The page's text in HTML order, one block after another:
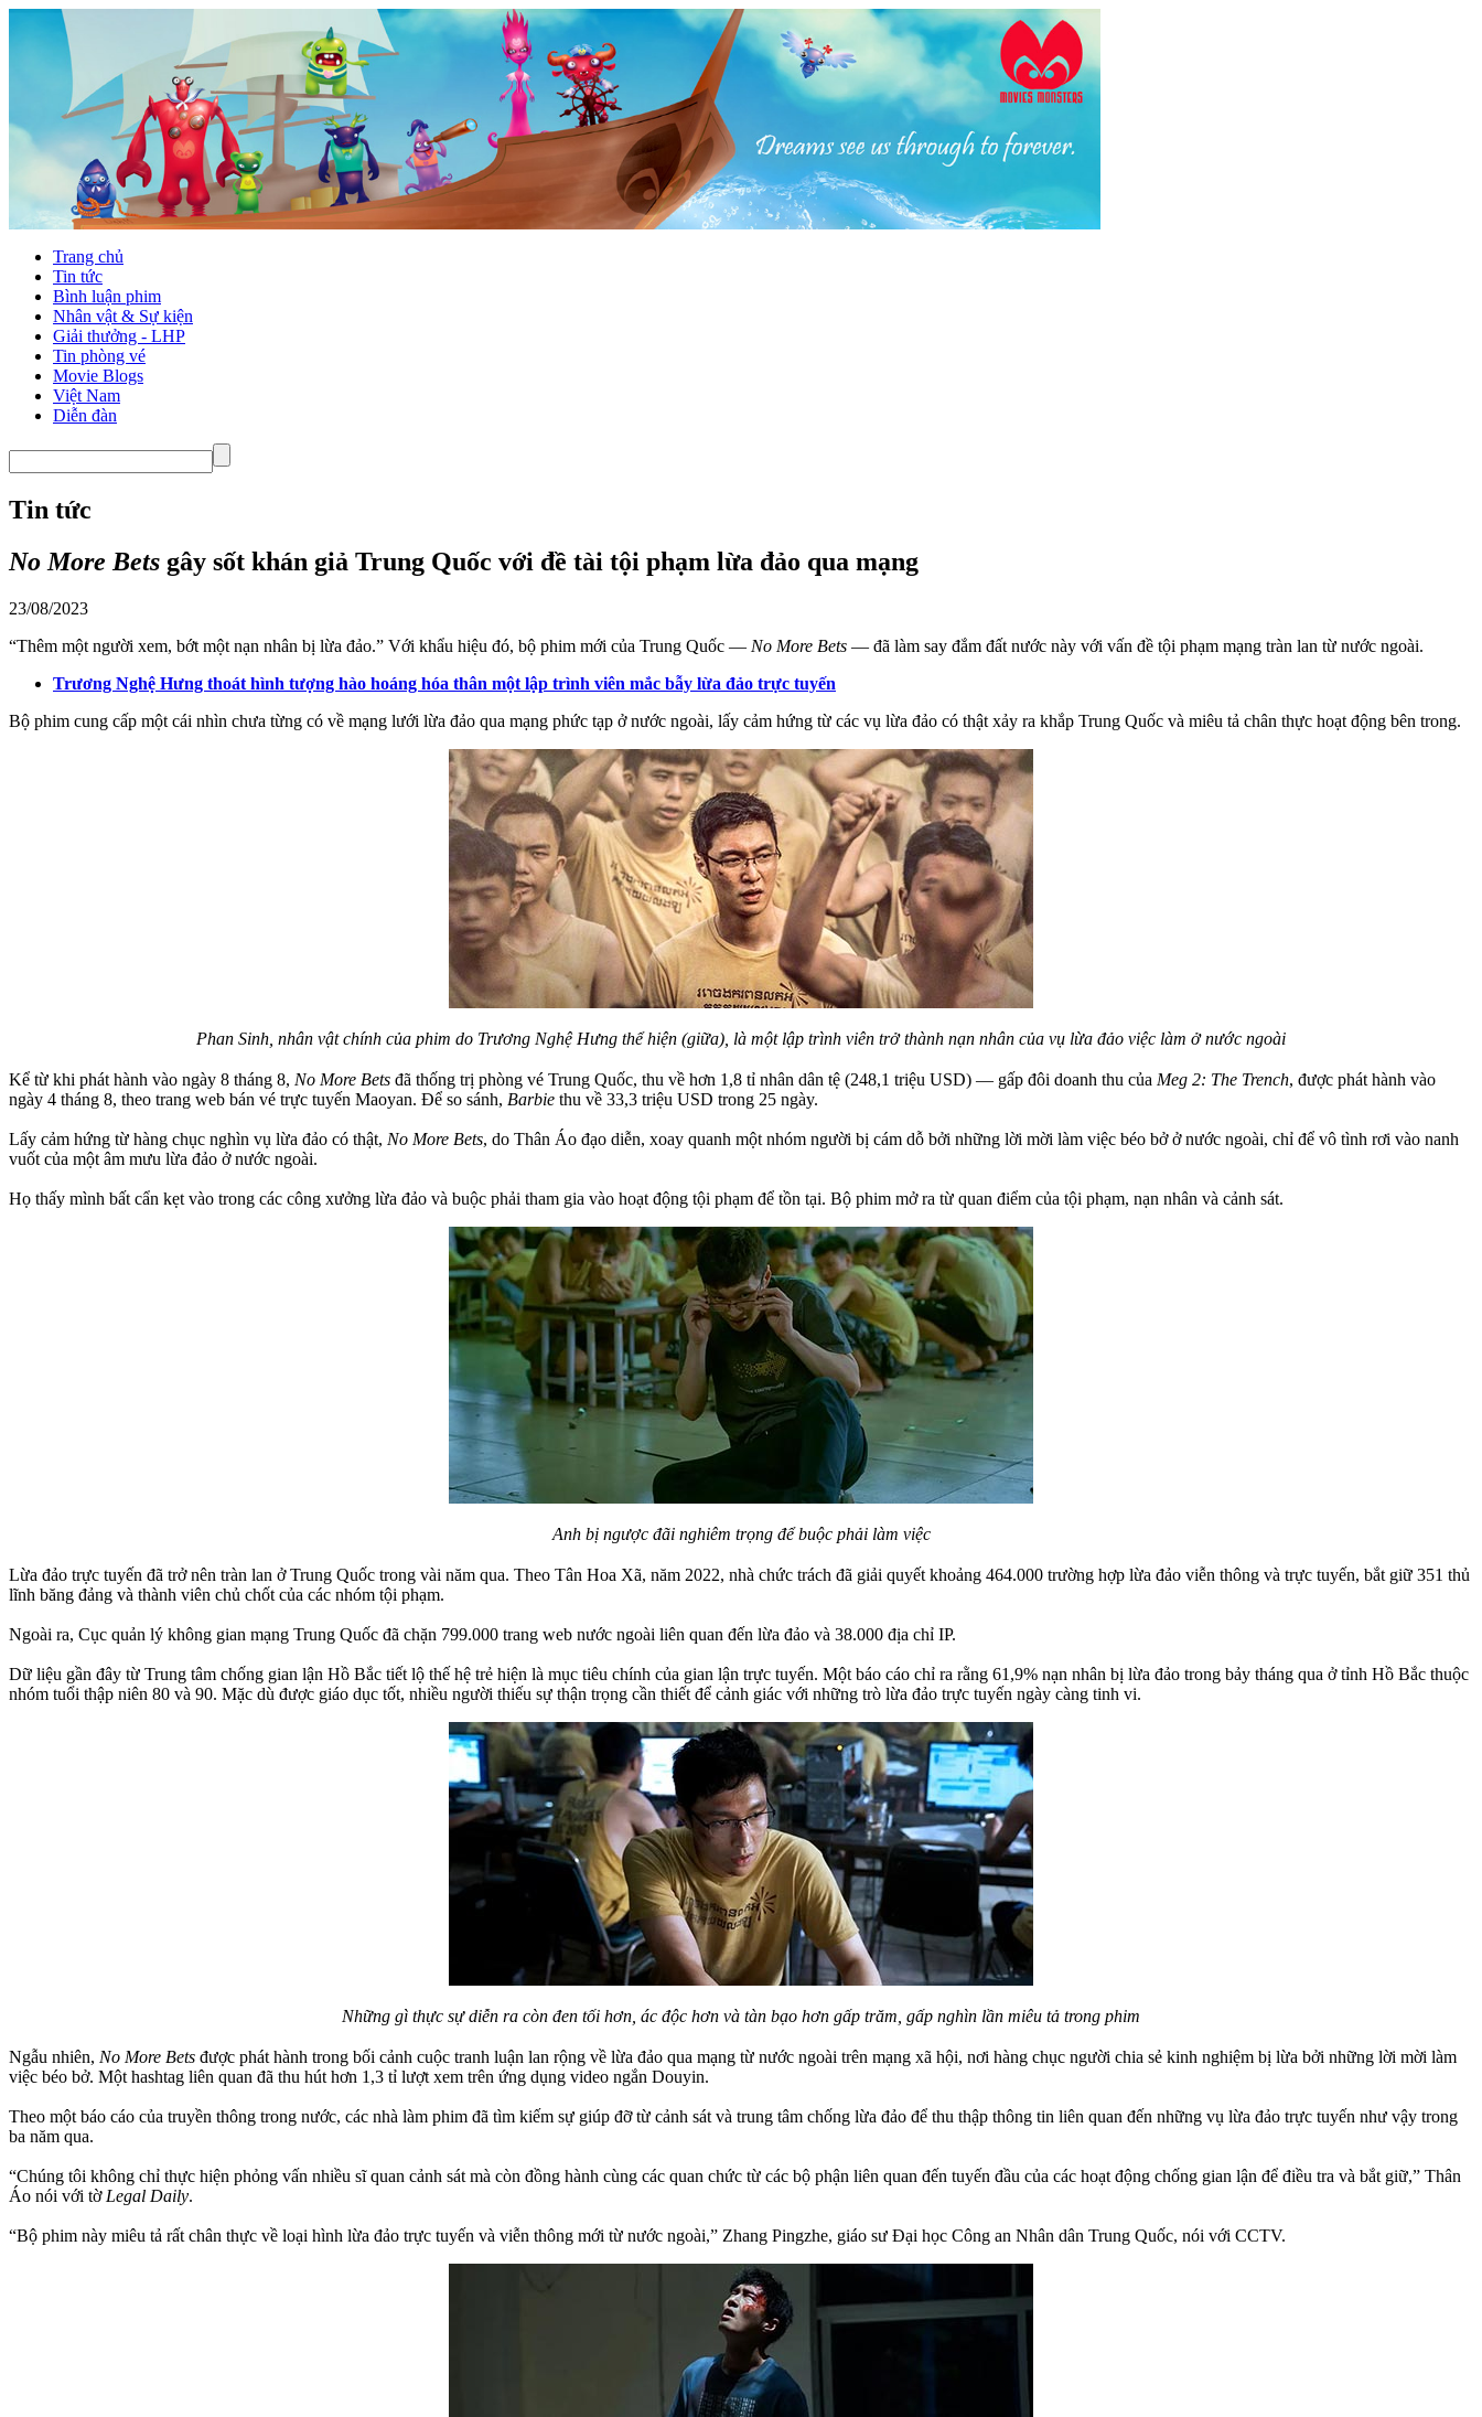
Trang chủ
Tin tức
Bình luận phim
Nhân vật & Sự kiện
Giải thưởng - LHP
Tin phòng vé
Movie Blogs
Việt Nam
Diễn đàn
Tin tức
No More Bets gây sốt khán giả Trung Quốc với đề tài tội phạm lừa đảo qua mạng
23/08/2023
“Thêm một người xem, bớt một nạn nhân bị lừa đảo.” Với khẩu hiệu đó, bộ phim mới của Trung Quốc — No More Bets — đã làm say đắm đất nước này với vấn đề tội phạm mạng tràn lan từ nước ngoài.
Trương Nghệ Hưng thoát hình tượng hào hoáng hóa thân một lập trình viên mắc bẫy lừa đảo trực tuyến
Bộ phim cung cấp một cái nhìn chưa từng có về mạng lưới lừa đảo qua mạng phức tạp ở nước ngoài, lấy cảm hứng từ các vụ lừa đảo có thật xảy ra khắp Trung Quốc và miêu tả chân thực hoạt động bên trong.
Phan Sinh, nhân vật chính của phim do Trương Nghệ Hưng thể hiện (giữa), là một lập trình viên trở thành nạn nhân của vụ lừa đảo việc làm ở nước ngoài
Kể từ khi phát hành vào ngày 8 tháng 8, No More Bets đã thống trị phòng vé Trung Quốc, thu về hơn 1,8 tỉ nhân dân tệ (248,1 triệu USD) — gấp đôi doanh thu của Meg 2: The Trench, được phát hành vào
ngày 4 tháng 8, theo trang web bán vé trực tuyến Maoyan. Để so sánh, Barbie thu về 33,3 triệu USD trong 25 ngày.
Lấy cảm hứng từ hàng chục nghìn vụ lừa đảo có thật, No More Bets, do Thân Áo đạo diễn, xoay quanh một nhóm người bị cám dỗ bởi những lời mời làm việc béo bở ở nước ngoài, chỉ để vô tình rơi vào nanh
vuốt của một âm mưu lừa đảo ở nước ngoài.
Họ thấy mình bất cẩn kẹt vào trong các công xưởng lừa đảo và buộc phải tham gia vào hoạt động tội phạm để tồn tại. Bộ phim mở ra từ quan điểm của tội phạm, nạn nhân và cảnh sát.
Anh bị ngược đãi nghiêm trọng để buộc phải làm việc
Lừa đảo trực tuyến đã trở nên tràn lan ở Trung Quốc trong vài năm qua. Theo Tân Hoa Xã, năm 2022, nhà chức trách đã giải quyết khoảng 464.000 trường hợp lừa đảo viễn thông và trực tuyến, bắt giữ 351 thủ
lĩnh băng đảng và thành viên chủ chốt của các nhóm tội phạm.
Ngoài ra, Cục quản lý không gian mạng Trung Quốc đã chặn 799.000 trang web nước ngoài liên quan đến lừa đảo và 38.000 địa chỉ IP.
Dữ liệu gần đây từ Trung tâm chống gian lận Hồ Bắc tiết lộ thế hệ trẻ hiện là mục tiêu chính của gian lận trực tuyến. Một báo cáo chỉ ra rằng 61,9% nạn nhân bị lừa đảo trong bảy tháng qua ở tỉnh Hồ Bắc thuộc
nhóm tuổi thập niên 80 và 90. Mặc dù được giáo dục tốt, nhiều người thiếu sự thận trọng cần thiết để cảnh giác với những trò lừa đảo trực tuyến ngày càng tinh vi.
Những gì thực sự diễn ra còn đen tối hơn, ác độc hơn và tàn bạo hơn gấp trăm, gấp nghìn lần miêu tả trong phim
Ngẫu nhiên, No More Bets được phát hành trong bối cảnh cuộc tranh luận lan rộng về lừa đảo qua mạng từ nước ngoài trên mạng xã hội, nơi hàng chục người chia sẻ kinh nghiệm bị lừa bởi những lời mời làm
việc béo bở. Một hashtag liên quan đã thu hút hơn 1,3 tỉ lượt xem trên ứng dụng video ngắn Douyin.
Theo một báo cáo của truyền thông trong nước, các nhà làm phim đã tìm kiếm sự giúp đỡ từ cảnh sát và trung tâm chống lừa đảo để thu thập thông tin liên quan đến những vụ lừa đảo trực tuyến như vậy trong
ba năm qua.
“Chúng tôi không chỉ thực hiện phỏng vấn nhiều sĩ quan cảnh sát mà còn đồng hành cùng các quan chức từ các bộ phận liên quan đến tuyến đầu của các hoạt động chống gian lận để điều tra và bắt giữ,” Thân
Áo nói với tờ Legal Daily.
“Bộ phim này miêu tả rất chân thực về loại hình lừa đảo trực tuyến và viễn thông mới từ nước ngoài,” Zhang Pingzhe, giáo sư Đại học Công an Nhân dân Trung Quốc, nói với CCTV.